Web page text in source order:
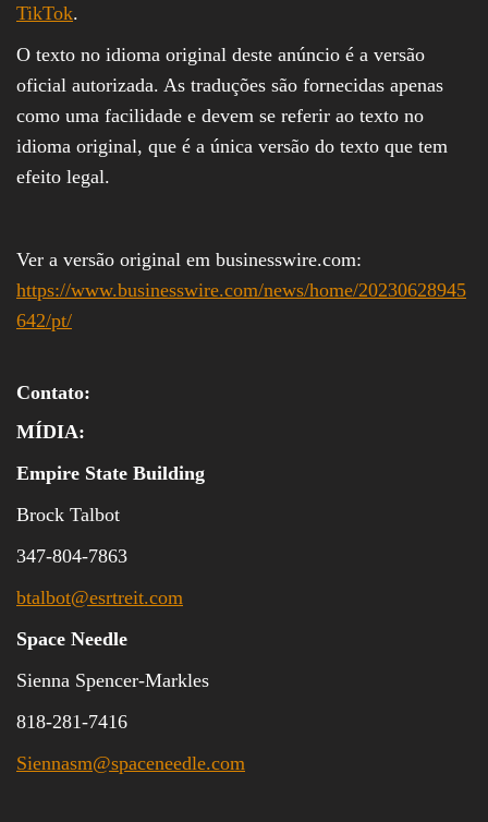
TikTok.
O texto no idioma original deste anúncio é a versão
oficial autorizada. As traduções são fornecidas apenas
como uma facilidade e devem se referir ao texto no
idioma original, que é a única versão do texto que tem
efeito legal.
Ver a versão original em businesswire.com:
https://www.businesswire.com/news/home/20230628945
642/pt/
Contato:
MÍDIA:
Empire State Building
Brock Talbot
347-804-7863
btalbot@esrtreit.com
Space Needle
Sienna Spencer-Markles
818-281-7416
Siennasm@spaceneedle.com